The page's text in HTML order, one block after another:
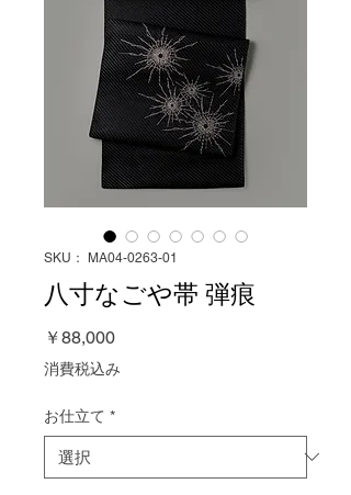
SKU： MA04-0263-01
八寸なごや帯 弾痕
￥88,000価
消費税込み
お仕立て *